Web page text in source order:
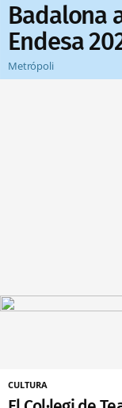
Badalona
Endesa
Metrópoli
CULTURA